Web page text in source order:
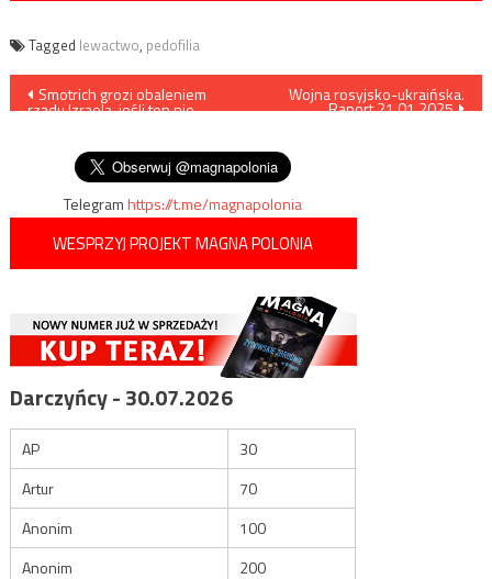
Tagged lewactwo, pedofilia
Nawigacja
Smotrich grozi obaleniem
rządu Izraela, jeśli ten nie
Wojna rosyjsko-ukraińska.
Raport 21.01.2025
Telegramhttps://t.me/magnapolonia
WESPRZYJ PROJEKT MAGNA POLONIA
Darczyńcy - 30.07.2026
AP
30
Artur
70
Anonim
100
Anonim
200